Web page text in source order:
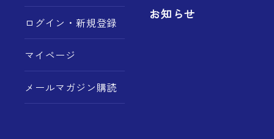
ログイン・新規登録
マイページ
メールマガジン購読
お知らせ